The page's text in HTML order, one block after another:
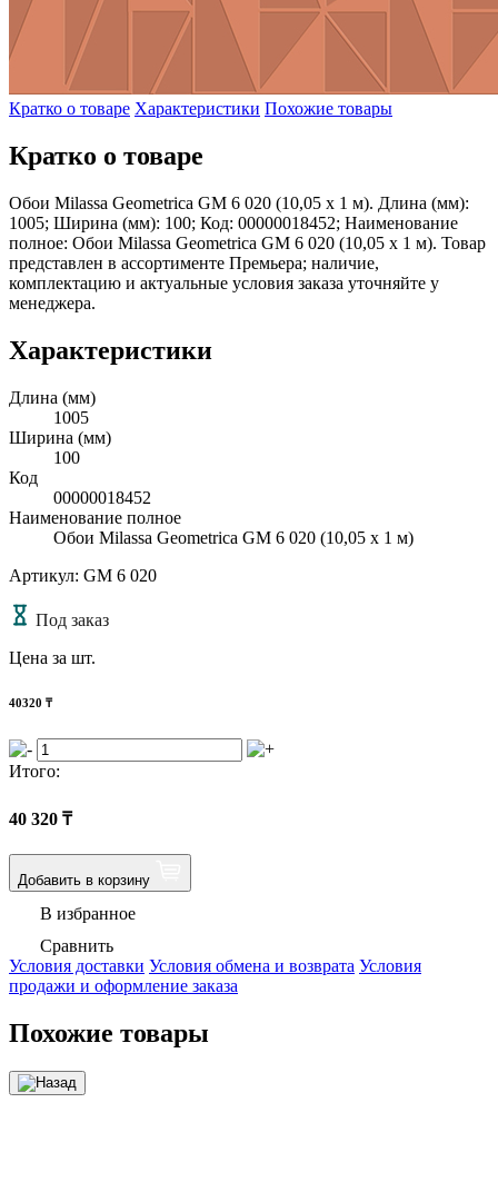
Кратко о товаре Характеристики Похожие товары
Кратко о товаре
Обои Milassa Geometrica GM 6 020 (10,05 х 1 м). Длина (мм):
1005; Ширина (мм): 100; Код: 00000018452; Наименование
полное: Обои Milassa Geometrica GM 6 020 (10,05 х 1 м). Товар
представлен в ассортименте Премьера; наличие,
комплектацию и актуальные условия заказа уточняйте у
менеджера.
Характеристики
Длина (мм)
1005
Ширина (мм)
100
Код
00000018452
Наименование полное
Обои Milassa Geometrica GM 6 020 (10,05 х 1 м)
Артикул: GM 6 020
Под заказ
Цена за шт.
40320 ₸
Итого:
40 320 ₸
Добавить в корзину
В избранное
Сравнить
Условия доставки Условия обмена и возврата Условия
продажи и оформление заказа
Похожие товары